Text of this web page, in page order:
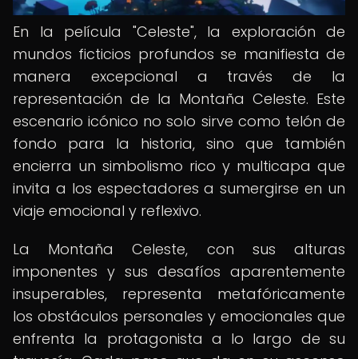
En la película "Celeste", la exploración de
mundos ficticios profundos se manifiesta de
manera excepcional a través de la
representación de la Montaña Celeste. Este
escenario icónico no solo sirve como telón de
fondo para la historia, sino que también
encierra un simbolismo rico y multicapa que
invita a los espectadores a sumergirse en un
viaje emocional y reflexivo.
La Montaña Celeste, con sus alturas
imponentes y sus desafíos aparentemente
insuperables, representa metafóricamente
los obstáculos personales y emocionales que
enfrenta la protagonista a lo largo de su